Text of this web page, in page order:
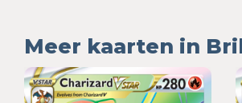
Meer kaarten in